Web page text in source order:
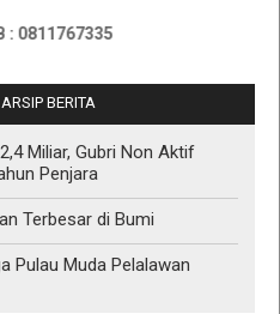
ARSIP BERITA
Miliar, Gubri Non Aktif
Penjara
Terbesar di Bumi
Pulau Muda Pelalawan